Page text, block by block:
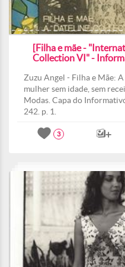
[Filha e mãe -
Collection VI" -
Zuzu Angel - Filha e Mãe:
mulher sem idade, sem
Modas. Capa do
242. p. 1.
3